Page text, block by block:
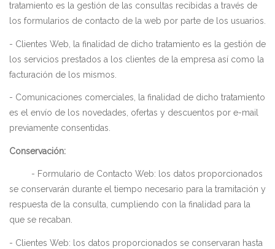
tratamiento es la gestión de las consultas recibidas a través de
los formularios de contacto de la web por parte de los usuarios.
- Clientes Web, la finalidad de dicho tratamiento es la gestión de
los servicios prestados a los clientes de la empresa así como la
facturación de los mismos.
- Comunicaciones comerciales, la finalidad de dicho tratamiento
es el envío de los novedades, ofertas y descuentos por e-mail
previamente consentidas.
Conservación:
- Formulario de Contacto Web: los datos proporcionados
se conservarán durante el tiempo necesario para la tramitación y
respuesta de la consulta, cumpliendo con la finalidad para la
que se recaban.
- Clientes Web: los datos proporcionados se conservaran hasta